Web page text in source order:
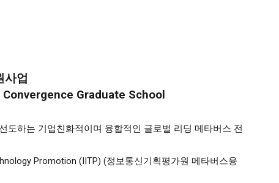
업
Graduate School
도하는 기업친화적이며 융합적인 글로벌 리딩 메타버스 전
Promotion (IITP) (정보통신기획평가원 메타버스융